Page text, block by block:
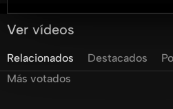
composición, este relato nos
???? ¿Qué descubrirás en este
Ver vídeos
Relacionados Destacados
Más votados